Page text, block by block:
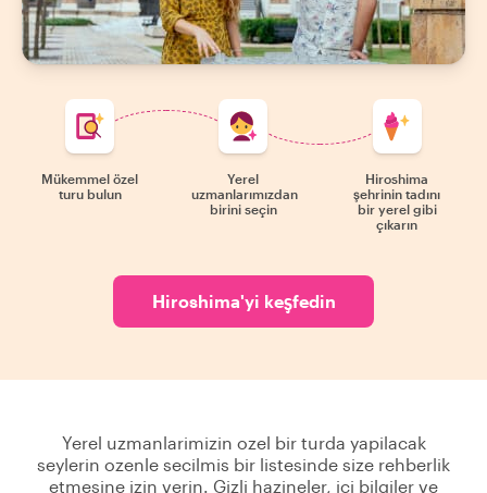
Mükemmel özel
turu bulun
Yerel
uzmanlarımızdan
birini seçin
Hiroshima
şehrinin tadını
bir yerel gibi
çıkarın
Hiroshima'yi keşfedin
Yerel uzmanlarimizin ozel bir turda yapilacak
seylerin ozenle secilmis bir listesinde size rehberlik
etmesine izin verin. Gizli hazineler, ici bilgiler ve